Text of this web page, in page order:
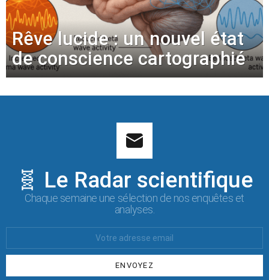
Rêve lucide : un nouvel état
de conscience cartographié
🧬 Le Radar scientifique
Chaque semaine une sélection de nos enquêtes et
analyses.
: